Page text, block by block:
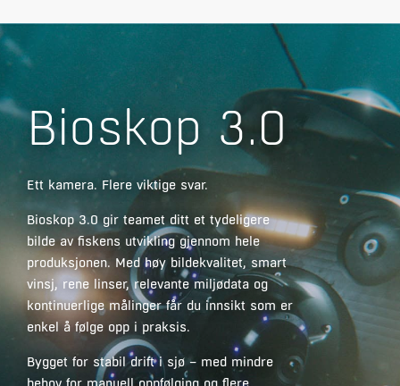
Bioskop 3.0
Ett kamera. Flere viktige svar.
Bioskop 3.0 gir teamet ditt et tydeligere
bilde av fiskens utvikling gjennom hele
produksjonen. Med høy bildekvalitet, smart
vinsj, rene linser, relevante miljødata og
kontinuerlige målinger får du innsikt som er
enkel å følge opp i praksis.
Bygget for stabil drift i sjø – med mindre